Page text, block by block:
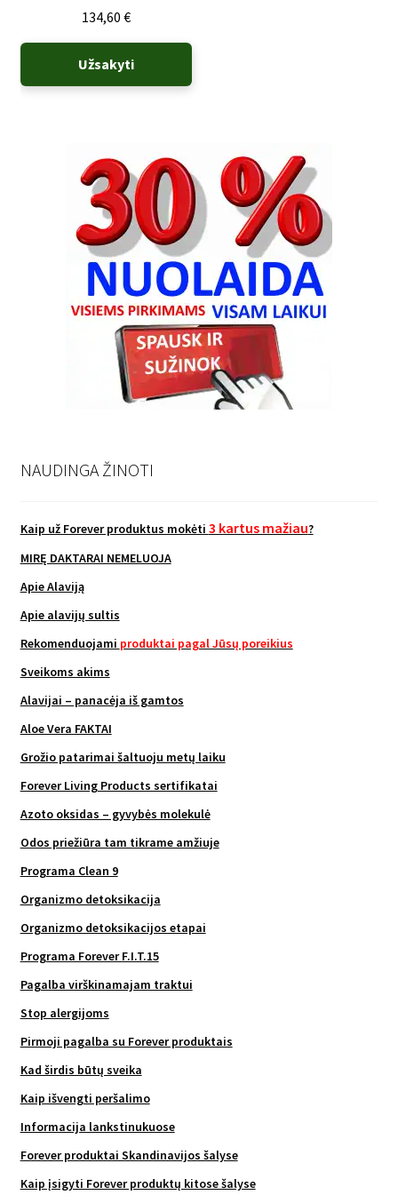
134,60 €
Užsakyti
NAUDINGA ŽINOTI
Kaip už Forever produktus mokėti 3 kartus mažiau?
MIRĘ DAKTARAI NEMELUOJA
Apie Alaviją
Apie alavijų sultis
Rekomenduojami produktai pagal Jūsų poreikius
Sveikoms akims
Alavijai – panacėja iš gamtos
Aloe Vera FAKTAI
Grožio patarimai šaltuoju metų laiku
Forever Living Products sertifikatai
Azoto oksidas – gyvybės molekulė
Odos priežiūra tam tikrame amžiuje
Programa Clean 9
Organizmo detoksikacija
Organizmo detoksikacijos etapai
Programa Forever F.I.T.15
Pagalba virškinamajam traktui
Stop alergijoms
Pirmoji pagalba su Forever produktais
Kad širdis būtų sveika
Kaip išvengti peršalimo
Informacija lankstinukuose
Forever produktai Skandinavijos šalyse
Kaip įsigyti Forever produktų kitose šalyse